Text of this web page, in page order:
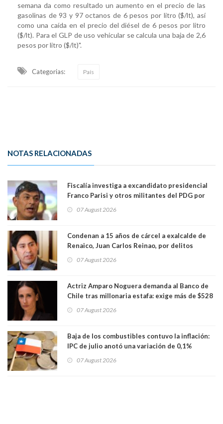
semana da como resultado un aumento en el precio de las
gasolinas de 93 y 97 octanos de 6 pesos por litro ($/lt), así
como una caída en el precio del diésel de 6 pesos por litro
($/lt). Para el GLP de uso vehicular se calcula una baja de 2,6
pesos por litro ($/lt)".
Categorias: País
NOTAS RELACIONADAS
Fiscalía investiga a excandidato presidencial
Franco Parisi y otros militantes del PDG por
07 August 2026
Condenan a 15 años de cárcel a exalcalde de
Renaico, Juan Carlos Reinao, por delitos
07 August 2026
Actriz Amparo Noguera demanda al Banco de
Chile tras millonaria estafa: exige más de $528
07 August 2026
Baja de los combustibles contuvo la inflación:
IPC de julio anotó una variación de 0,1%
07 August 2026